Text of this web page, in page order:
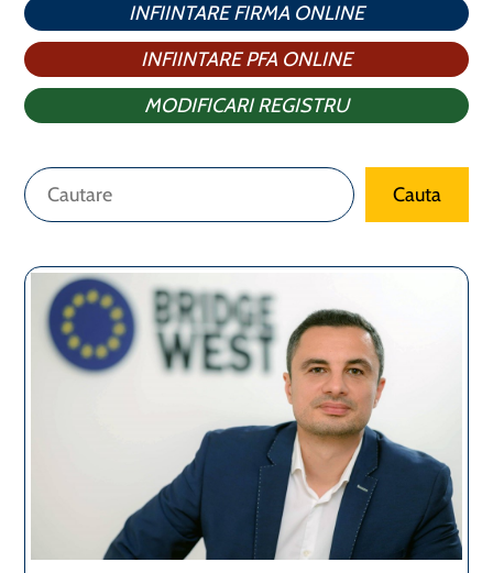
INFIINTARE FIRMA ONLINE
INFIINTARE PFA ONLINE
MODIFICARI REGISTRU
Caută Cauta